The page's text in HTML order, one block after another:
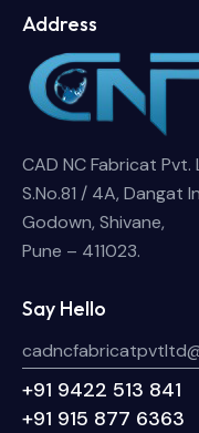
Address
CAD NC Fabricat Pvt.
S.No.81 / 4A, Dangat
Godown, Shivane,
Pune – 411023.
Say Hello
+91 9422 513 841
+91 915 877 6363